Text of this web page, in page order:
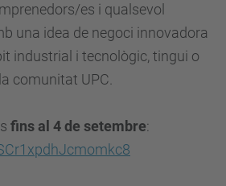
es i qualsevol
una idea de negoci innovadora
industrial i tecnològic, tingui o
comunitat UPC.
fins al 4 de setembre: